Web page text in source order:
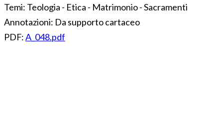
Temi: Teologia - Etica - Matrimonio - Sacramenti
Annotazioni: Da supporto cartaceo
PDF:A_048.pdf